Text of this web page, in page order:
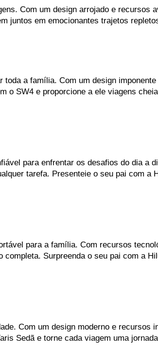
Com um design arrojado e recursos
juntos em emocionantes trajetos
a família. Com um design
o SW4 e proporcione a ele viagens
para enfrentar os desafios do dia a
tarefa. Presenteie o seu pai com a
para a família. Com recursos
Surpreenda o seu pai com a
Com um design moderno e recursos
Sedã e torne cada viagem uma